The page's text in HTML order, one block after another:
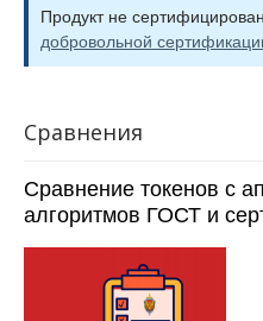
Продукт не
добровольной
Сравнения
Сравнение токенов с
алгоритмов ГОСТ и